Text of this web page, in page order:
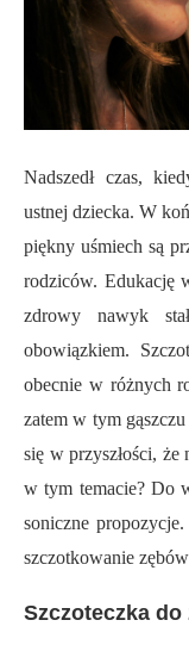
Nadszedł czas,
ustnej dziecka. W
piękny uśmiech są
rodziców. Edukację
zdrowy nawyk
obowiązkiem.
obecnie w różnych
zatem w tym
się w przyszłości,
w tym temacie? Do
soniczne
szczotkowanie
Szczoteczka do